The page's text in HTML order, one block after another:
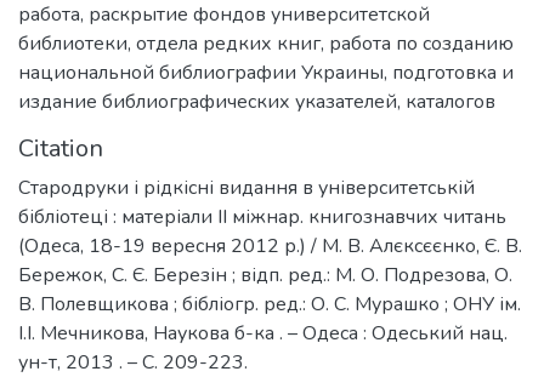
работа, раскрытие фондов университетской
библиотеки, отдела редких книг, работа по созданию
национальной библиографии Украины, подготовка и
издание библиографических указателей, каталогов
Citation
Стародруки і рідкісні видання в університетській
бібліотеці : матеріали II міжнар. книгознавчих читань
(Одеса, 18-19 вересня 2012 р.) / М. В. Алєксєєнко, Є. В.
Бережок, С. Є. Березін ; відп. ред.: М. О. Подрезова, О.
В. Полевщикова ; бібліогр. ред.: О. С. Мурашко ; ОНУ ім.
І.І. Мечникова, Наукова б-ка . – Одеса : Одеський нац.
ун-т, 2013 . – С. 209-223.